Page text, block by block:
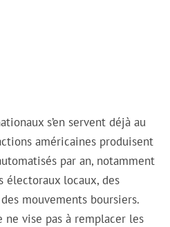
s’en servent déjà au
américaines produisent
par an, notamment
électoraux locaux, des
mouvements boursiers.
ne vise pas à remplacer les